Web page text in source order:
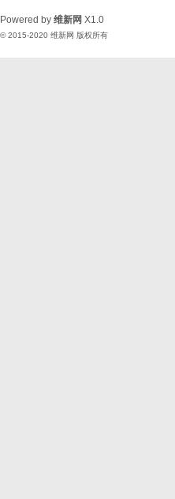
Powered by 维新网 X1.0
© 2015-2020 维新网 版权所有